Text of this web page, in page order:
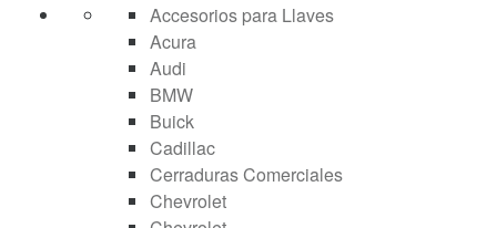
Accesorios para Llaves
Acura
Audi
BMW
Buick
Cadillac
Cerraduras Comerciales
Chevrolet